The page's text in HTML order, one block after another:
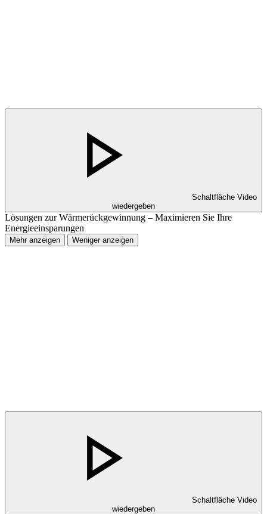
Schaltfläche Video
wiedergeben
Lösungen zur Wärmerückgewinnung – Maximieren Sie Ihre
Energieeinsparungen
Mehr anzeigen Weniger anzeigen
Schaltfläche Video
wiedergeben